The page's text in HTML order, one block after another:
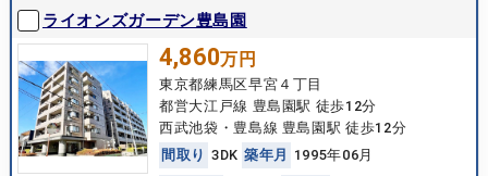
ライオンズガーデン豊島園
4,860万円
東京都練馬区早宮４丁目
都営大江戸線 豊島園駅 徒歩12分
西武池袋・豊島線 豊島園駅 徒歩12分
間 取 り 3DK 築年月 1995年06月